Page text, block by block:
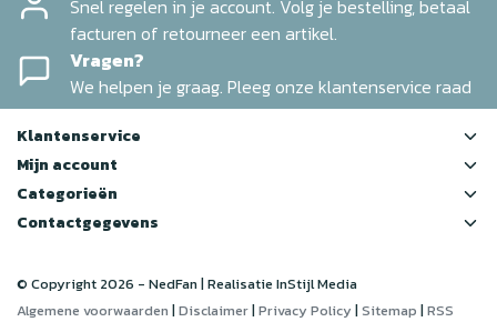
Snel regelen in je account. Volg je bestelling, betaal
facturen of retourneer een artikel.
Vragen?
We helpen je graag. Pleeg onze klantenservice raad
Klantenservice
Mijn account
Categorieën
Contactgegevens
© Copyright 2026 - NedFan | RealisatieInStijl Media
Algemene voorwaarden |Disclaimer|Privacy Policy |Sitemap |RSS